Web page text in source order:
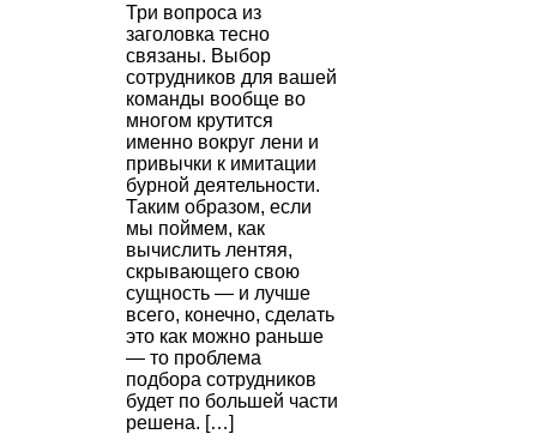
Три вопроса из
заголовка тесно
связаны. Выбор
сотрудников для вашей
команды вообще во
многом крутится
именно вокруг лени и
привычки к имитации
бурной деятельности.
Таким образом, если
мы поймем, как
вычислить лентяя,
скрывающего свою
сущность — и лучше
всего, конечно, сделать
это как можно раньше
— то проблема
подбора сотрудников
будет по большей части
решена. […]